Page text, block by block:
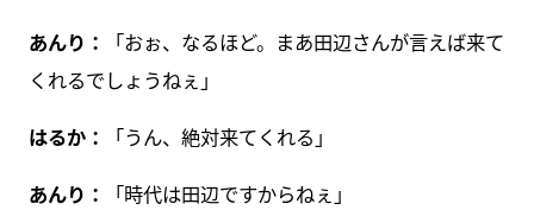
あんり：
「おぉ、なるほど。まあ田辺さんが言えば来て
くれるでしょうねぇ」
はるか： 「うん、絶対来てくれる」
あんり： 「時代は田辺ですからねぇ」